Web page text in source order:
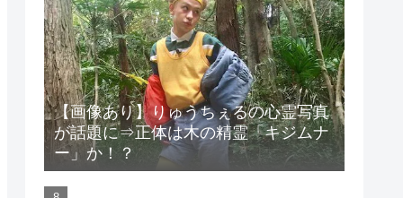
【画像あり】りゅうちぇるの心霊写真
が話題に⇒正体は木の精霊「キジムナ
ー」か！？